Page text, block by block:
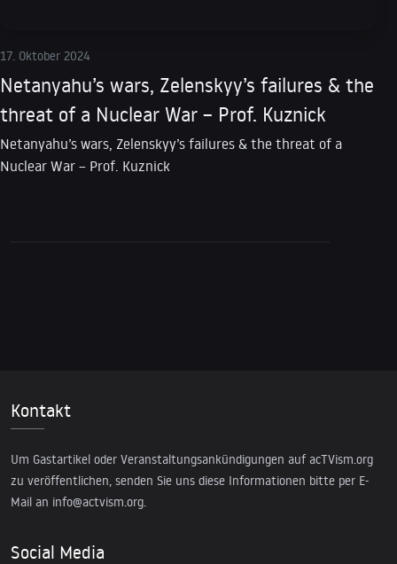
17. Oktober 2024
Netanyahu’s wars, Zelenskyy’s failures & the
threat of a Nuclear War – Prof. Kuznick
Netanyahu’s wars, Zelenskyy’s failures & the threat of a
Nuclear War – Prof. Kuznick
Kontakt
Um Gastartikel oder Veranstaltungsankündigungen auf acTVism.org
zu veröffentlichen, senden Sie uns diese Informationen bitte per E-
Mail an info@actvism.org.
Social Media